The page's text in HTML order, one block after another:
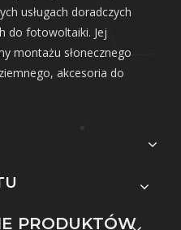
usługach doradczych
do fotowoltaiki. Jej
montażu słonecznego
akcesoria do
PRODUKTÓW